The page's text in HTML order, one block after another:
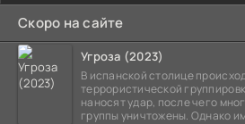
Скоро на сайте
Угроза (2023)
В испанской столице
террористической
наносят удар, после чего
группы уничтожены. Однако